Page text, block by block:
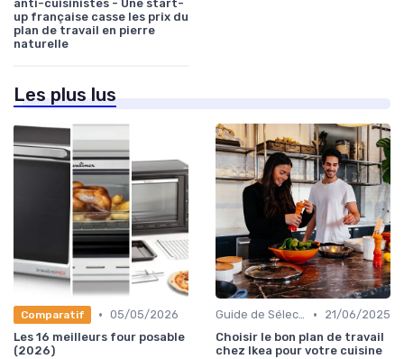
anti-cuisinistes - Une start-
up française casse les prix du
plan de travail en pierre
naturelle
Les plus lus
Comparatif • 05/05/2026
Les 16 meilleurs four posable
(2026)
Guide de Sélection •
21/06/2025
Choisir le bon plan de travail
chez Ikea pour votre cuisine